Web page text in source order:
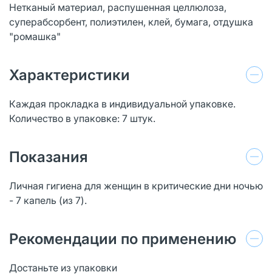
Нетканый материал, распушенная целлюлоза,
суперабсорбент, полиэтилен, клей, бумага, отдушка
"ромашка"
Характеристики
Каждая прокладка в индивидуальной упаковке.
Количество в упаковке: 7 штук.
Показания
Личная гигиена для женщин в критические дни ночью
- 7 капель (из 7).
Рекомендации по применению
Достаньте из упаковки